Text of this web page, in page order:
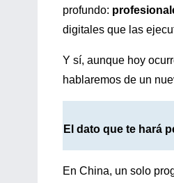
profundo:
digitales que las
Y sí, aunque hoy
hablaremos de un
El dato que te hará
En China, un solo